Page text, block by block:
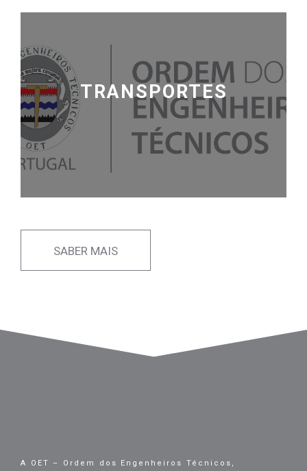
TRANSPORTES
SABER MAIS
A OET – Ordem dos Engenheiros Técnicos,